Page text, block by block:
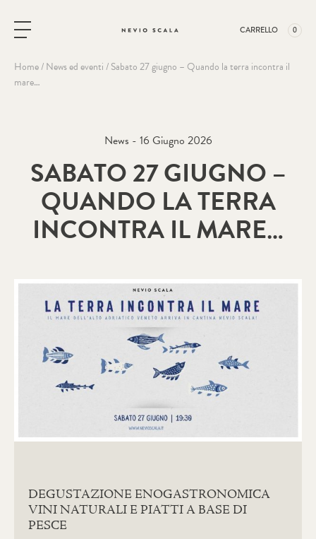
CARRELLO 0
Home/News ed eventi/Sabato 27 giugno – Quando la terra incontra il
mare…
News - 16 Giugno 2026
SABATO 27 GIUGNO –
QUANDO LA TERRA
INCONTRA IL MARE…
DEGUSTAZIONE ENOGASTRONOMICA
VINI NATURALI E PIATTI A BASE DI
PESCE